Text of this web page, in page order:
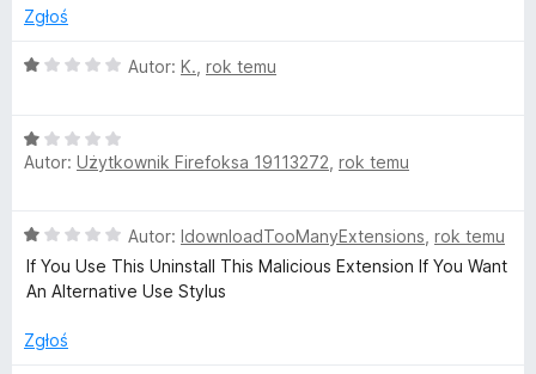
n
:
5
Zgłoś
O
n
a
/
5
Autor: K. rok temu
O
c
a
:
1
5
Autor: Użytkownik Firefoksa 19113272 rok temu
O
c
e
a
Autor: IdownloadTooManyExtensions rok temu
If You Use This Uninstall This Malicious Extension If You Want
An Alternative Use Stylus
Zgłoś